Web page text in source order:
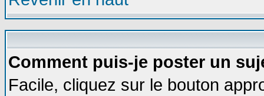
Comment puis-je poster un
Facile, cliquez sur le bouton